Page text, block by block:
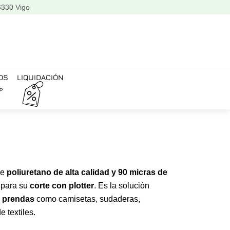
Vigo
LIQUIDACIÓN
poliuretano de alta calidad y 90 micras de
su corte con plotter. Es la solución
prendas como camisetas, sudaderas,
textiles.